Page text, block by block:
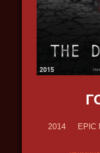
военный
2014 EPIC